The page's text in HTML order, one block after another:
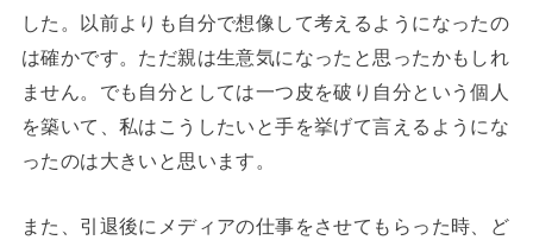
した。以前よりも自分で想像して考えるようになったの
は確かです。ただ親は生意気になったと思ったかもしれ
ません。でも自分としては一つ皮を破り自分という個人
を築いて、私はこうしたいと手を挙げて言えるようにな
ったのは大きいと思います。
また、引退後にメディアの仕事をさせてもらった時、ど